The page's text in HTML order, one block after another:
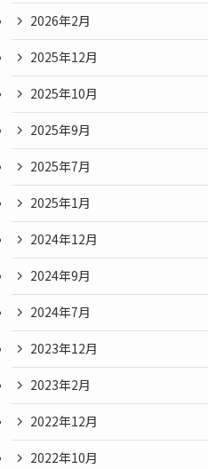
2026年2月
2025年12月
2025年10月
2025年9月
2025年7月
2025年1月
2024年12月
2024年9月
2024年7月
2023年12月
2023年2月
2022年12月
2022年10月